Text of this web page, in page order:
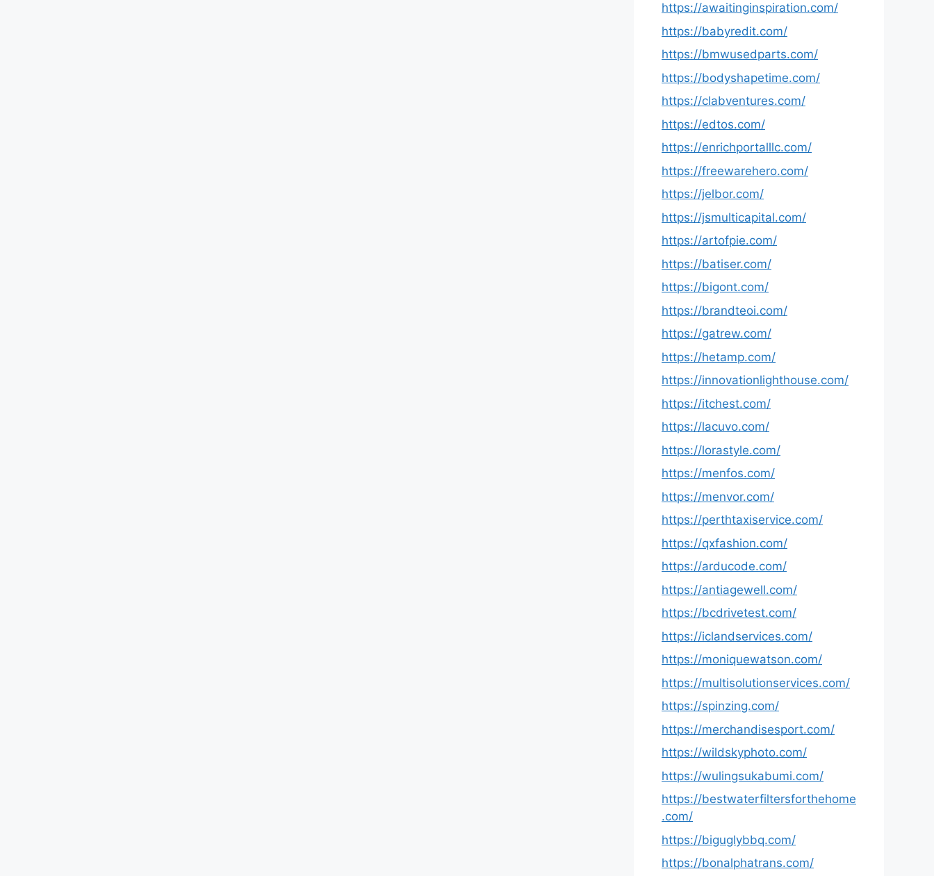
https://awaitinginspiration.com/
https://babyredit.com/
https://bmwusedparts.com/
https://bodyshapetime.com/
https://clabventures.com/
https://edtos.com/
https://enrichportalllc.com/
https://freewarehero.com/
https://jelbor.com/
https://jsmulticapital.com/
https://artofpie.com/
https://batiser.com/
https://bigont.com/
https://brandteoi.com/
https://gatrew.com/
https://hetamp.com/
https://innovationlighthouse.com/
https://itchest.com/
https://lacuvo.com/
https://lorastyle.com/
https://menfos.com/
https://menvor.com/
https://perthtaxiservice.com/
https://qxfashion.com/
https://arducode.com/
https://antiagewell.com/
https://bcdrivetest.com/
https://iclandservices.com/
https://moniquewatson.com/
https://multisolutionservices.com/
https://spinzing.com/
https://merchandisesport.com/
https://wildskyphoto.com/
https://wulingsukabumi.com/
https://bestwaterfiltersforthehome
.com/
https://biguglybbq.com/
https://bonalphatrans.com/